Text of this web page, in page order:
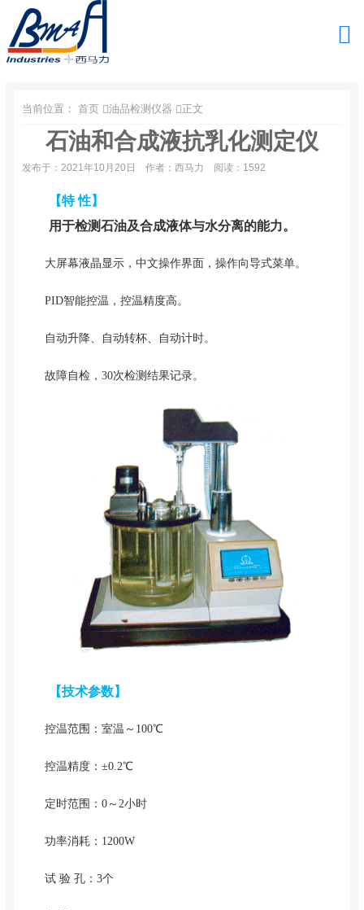
当前位置： 首页 油品检测仪器 正文
石油和合成液抗乳化测定仪
发布于：2021年10月20日 作者：西马力 阅读：1592
【特 性】
用于检测石油及合成液体与水分离的能力。
大屏幕液晶显示，中文操作界面，操作向导式菜单。
PID智能控温，控温精度高。
自动升降、自动转杯、自动计时。
故障自检，30次检测结果记录。
【技术参数】
控温范围：室温～100℃
控温精度：±0.2℃
定时范围：0～2小时
功率消耗：1200W
试 验 孔：3个